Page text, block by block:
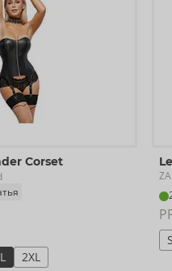
Corset
2XL